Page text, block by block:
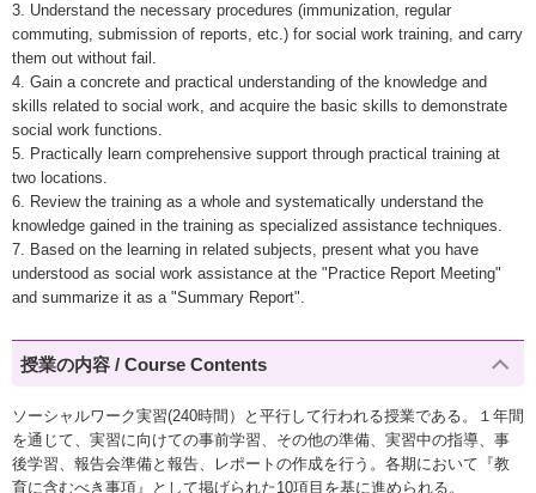
3. Understand the necessary procedures (immunization, regular
commuting, submission of reports, etc.) for social work training, and carry
them out without fail.
4. Gain a concrete and practical understanding of the knowledge and
skills related to social work, and acquire the basic skills to demonstrate
social work functions.
5. Practically learn comprehensive support through practical training at
two locations.
6. Review the training as a whole and systematically understand the
knowledge gained in the training as specialized assistance techniques.
7. Based on the learning in related subjects, present what you have
understood as social work assistance at the "Practice Report Meeting"
and summarize it as a "Summary Report".
授業の内容 / Course Contents
ソーシャルワーク実習(240時間）と平行して行われる授業である。１年間
を通じて、実習に向けての事前学習、その他の準備、実習中の指導、事
後学習、報告会準備と報告、レポートの作成を行う。各期において『教
育に含むべき事項』として掲げられた10項目を基に進められる。